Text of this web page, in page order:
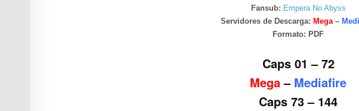
Fansub: Empera No Abyss
Servidores de Descarga:Mega –
Formato: PDF
Caps 01 – 72
Mega– Mediafire
Caps 73 – 144